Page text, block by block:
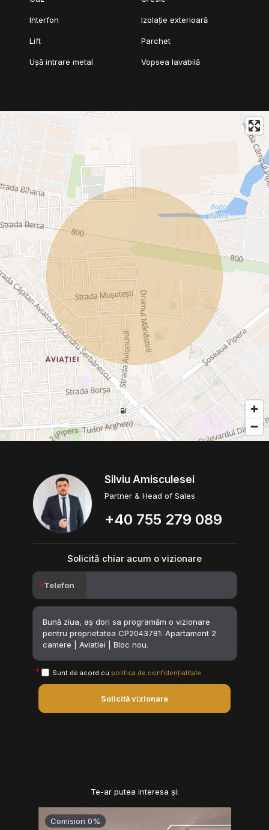
Interfon Izolație exterioară
Lift Parchet
Ușă intrare metal Vopsea lavabilă
Silviu Amisculesei
Partner & Head of Sales
+40 755 279 089
Solicită chiar acum o vizionare
Telefon
Sunt de acord cu politica de confidențialitate
Solicită vizionare
Te-ar putea interesa și:
Comision 0%